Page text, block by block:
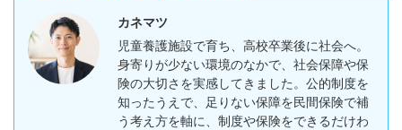
カネマツ
児童養護施設で育ち、高校卒業後に社会へ。
身寄りが少ない環境のなかで、社会保障や保
険の大切さを実感してきました。公的制度を
知ったうえで、足りない保障を民間保険で補
う考え方を軸に、制度や保険をできるだけわ